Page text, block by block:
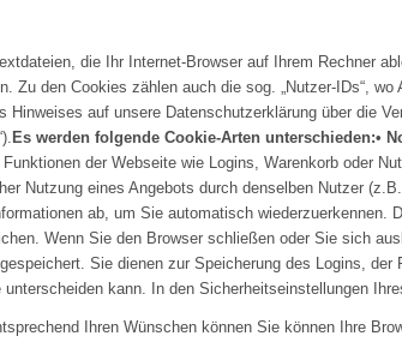
die Ihr Internet-Browser auf Ihrem Rechner
den Cookies zählen auch die sog. „Nutzer-IDs“,
auf unsere Datenschutzerklärung über die
Es werden folgende Cookie-Arten unterschieden:•
der Webseite wie Logins, Warenkorb oder
Nutzung eines Angebots durch denselben Nutzer
ab, um Sie automatisch wiederzuerkennen.
Wenn Sie den Browser schließen oder Sie sich
Sie dienen zur Speicherung des Logins,
kann. In den Sicherheitseinstellungen
Ihren Wünschen können Sie können Ihre